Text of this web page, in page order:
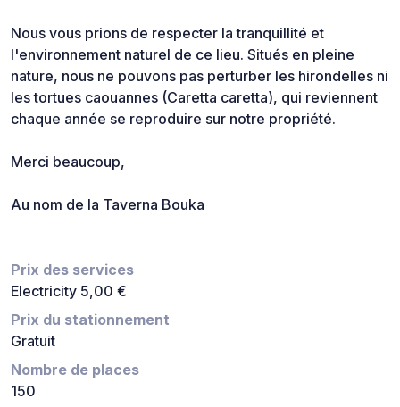
Nous vous prions de respecter la tranquillité et
l'environnement naturel de ce lieu. Situés en pleine
nature, nous ne pouvons pas perturber les hirondelles ni
les tortues caouannes (Caretta caretta), qui reviennent
chaque année se reproduire sur notre propriété.
Merci beaucoup,
Au nom de la Taverna Bouka
Prix des services
Electricity 5,00 €
Prix du stationnement
Gratuit
Nombre de places
150